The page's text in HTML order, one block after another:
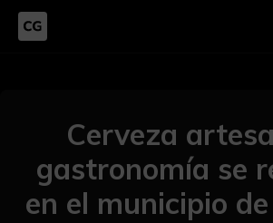
Cerveza
gastronomía se
en el municipio